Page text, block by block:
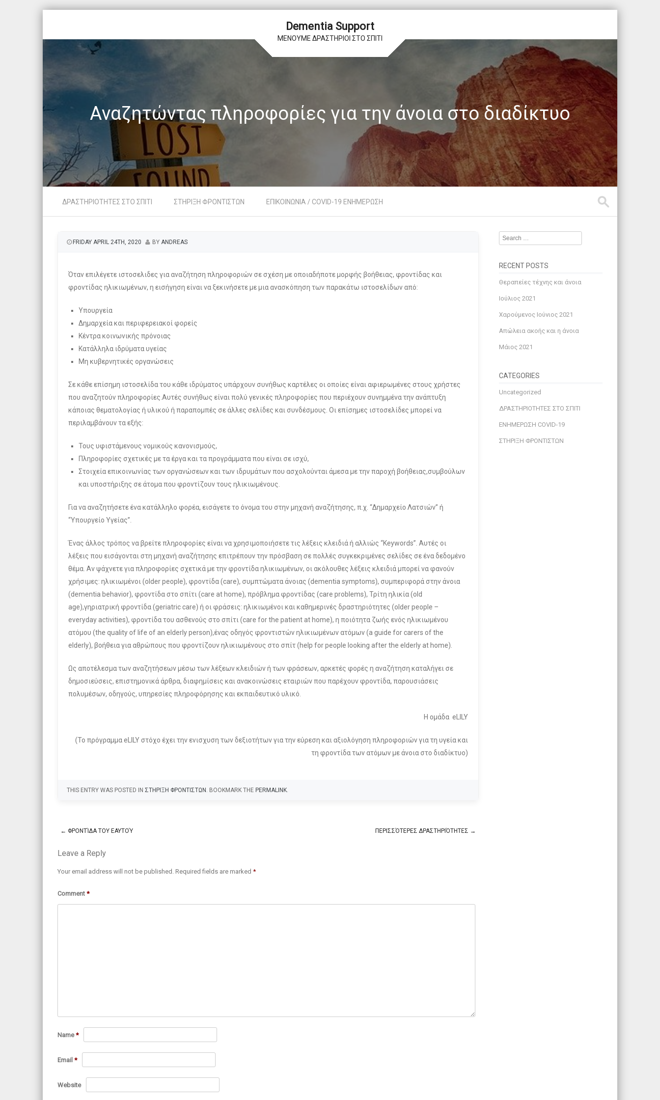
Dementia Support
ΜΕΝΟΥΜΕ ΔΡΑΣΤΗΡΙΟΙ ΣΤΟ ΣΠΙΤΙ
Αναζητώντας πληροφορίες για την άνοια στο διαδίκτυο
Menu
ΔΡΑΣΤΗΡΙΟΤΗΤΕΣ ΣΤΟ ΣΠΙΤΙ
ΣΤΗΡΙΞΗ ΦΡΟΝΤΙΣΤΩΝ ΕΠΙΚΟΙΝΩΝΙΑ / COVID-19 ΕΝΗΜΕΡΩΣΗ
FRIDAY APRIL 24TH, 2020 BY ANDREAS
Όταν επιλέγετε ιστοσελιδες για αναζήτηση πληροφοριών σε σχέση με οποιαδήποτε μορφής βοήθειας, φροντίδας και
φροντίδας ηλικιωμένων, η εισήγηση είναι να ξεκινήσετε με μια ανασκόπηση των παρακάτω ιστοσελίδων από:
Υπουργεία
Δημαρχεία και περιφερειακοί φορείς
Κέντρα κοινωνικής πρόνοιας
Κατάλληλα ιδρύματα υγείας
Μη κυβερνητικές οργανώσεις
Σε κάθε επίσημη ιστοσελίδα του κάθε ιδρύματος υπάρχουν συνήθως καρτέλες οι οποίες είναι αφιερωμένες στους χρήστες
που αναζητούν πληροφορίες.Αυτές συνήθως είναι πολύ γενικές πληροφορίες που περιέχουν συνημμένα την ανάπτυξη
κάποιας θεματολογίας ή υλικού ή παραπομπές σε άλλες σελίδες και συνδέσμους. Οι επίσημες ιστοσελίδες μπορεί να
περιλαμβάνουν τα εξής:
Τους υφιστάμενους νομικούς κανονισμούς,
Πληροφορίες σχετικές με τα έργα και τα προγράμματα που είναι σε ισχύ,
Στοιχεία επικοινωνίας των οργανώσεων και των ιδρυμάτων που ασχολούνται άμεσα με την παροχή βοήθειας,συμβούλων
και υποστήριξης σε άτομα που φροντίζουν τους ηλικιωμένους.
Για να αναζητήσετε ένα κατάλληλο φορέα, εισάγετε το όνομα του στην μηχανή αναζήτησης, π.χ. “Δημαρχείο Λατσιών” ή
“Υπουργείο Υγείας”.
Ένας άλλος τρόπος να βρείτε πληροφορίες είναι να χρησιμοποιήσετε τις λέξεις κλειδιά ή αλλιώς “Keywords”. Αυτές οι
λέξεις που εισάγονται στη μηχανή αναζήτησης επιτρέπουν την πρόσβαση σε πολλές συγκεκριμένες σελίδες σε ένα δεδομένο
θέμα. Αν ψάχνετε για πληροφορίες σχετικά με την φροντίδα ηλικιωμένων, οι ακόλουθες λέξεις κλειδιά μπορεί να φανούν
χρήσιμες: ηλικιωμένοι (older people), φροντίδα (care), συμπτώματα άνοιας (dementia symptoms), συμπεριφορά στην άνοια
(dementia behavior), φροντίδα στο σπίτι (care at home), πρόβλημα φροντίδας (care problems), Τρίτη ηλικία (old
age),γηριατρική φροντίδα (geriatric care) ή οι φράσεις: ηλικιωμένοι και καθημερινές δραστηριότητες (older people –
everyday activities), φροντίδα του ασθενούς στο σπίτι (care for the patient at home), η ποιότητα ζωής ενός ηλικιωμένου
ατόμου (the quality of life of an elderly person),ένας οδηγός φροντιστών ηλικιωμένων ατόμων (a guide for carers of the
elderly), βοήθεια για αθρώπους που φροντίζουν ηλικιωμένους στο σπίτ (help for people looking after the elderly at home).
Ως αποτέλεσμα των αναζητήσεων μέσω των λέξεων κλειδιών ή των φράσεων, αρκετές φορές η αναζήτηση καταλήγει σε
δημοσιεύσεις, επιστημονικά άρθρα, διαφημίσεις και ανακοινώσεις εταιριών που παρέχουν φροντίδα, παρουσιάσεις
πολυμέσων, οδηγούς, υπηρεσίες πληροφόρησης και εκπαιδευτικό υλικό.
Η ομάδα eLILY
(Το πρόγραμμα eLILY στόχο έχει την ενισχυση των δεξιοτήτων για την εύρεση και αξιολόγηση πληροφοριών για τη υγεία και
τη φροντίδα των ατόμων με άνοια στο διαδίκτυο)
THIS ENTRY WAS POSTED IN ΣΤΗΡΙΞΗ ΦΡΟΝΤΙΣΤΩΝ . BOOKMARK THE PERMALINK.
Post navigation
← ΦΡΟΝΤΊΔΑ ΤΟΥ ΕΑΥΤΟΎ ΠΕΡΙΣΣΌΤΕΡΕΣ ΔΡΑΣΤΗΡΙΌΤΗΤΕΣ →
Leave a Reply
Your email address will not be published. Required fields are marked *
Comment *
Name*
Email *
Website
Search
RECENT POSTS
Θεραπείες τέχνης και άνοια
Ιούλιος 2021
Χαρούμενος Ιούνιος 2021
Απώλεια ακοής και η άνοια
Μάιος 2021
CATEGORIES
Uncategorized
ΔΡΑΣΤΗΡΙΟΤΗΤΕΣ ΣΤΟ ΣΠΙΤΙ
ΕΝΗΜΕΡΩΣΗ COVID-19
ΣΤΗΡΙΞΗ ΦΡΟΝΤΙΣΤΩΝ